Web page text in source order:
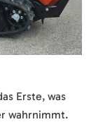
Erste, was
wahrnimmt.